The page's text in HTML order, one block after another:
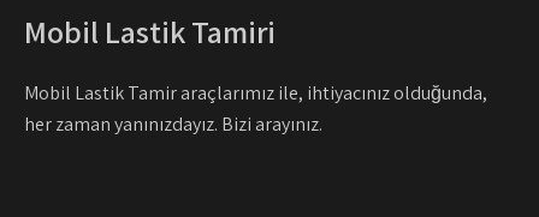
Mobil Lastik Tamiri
Mobil Lastik Tamir araçlarımız ile, ihtiyacınız olduğunda,
her zaman yanınızdayız. Bizi arayınız.